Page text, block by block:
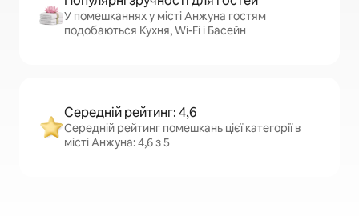
У помешканнях у місті Анжуна гостям
подобаються Кухня, Wi-Fi і Басейн
Середній рейтинг: 4,6
Середній рейтинг помешкань цієї категорії в
місті Анжуна: 4,6 з 5